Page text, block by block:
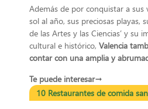
Además de por conquistar a
sol al año, sus preciosas playas,
de las Artes y las Ciencias’ y su
cultural e histórico, Valencia
contar con una amplia y
Te puede interesar→
10 Restaurantes de comida